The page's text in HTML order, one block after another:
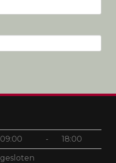
09:00 - 18:00
gesloten